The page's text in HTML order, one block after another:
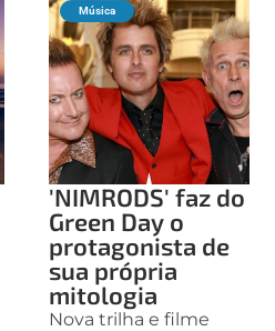
Música
'NIMRODS' faz do
Green Day o
protagonista de
sua própria
mitologia
Nova trilha e filme